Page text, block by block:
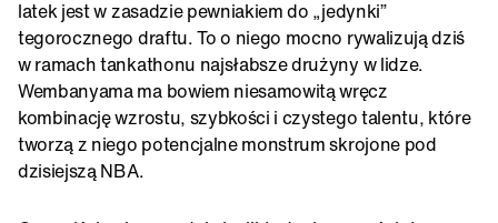
latek jest w zasadzie pewniakiem do „jedynki”
tegorocznego draftu. To o niego mocno rywalizują dziś
w ramach tankathonu najsłabsze drużyny w lidze.
Wembanyama ma bowiem niesamowitą wręcz
kombinację wzrostu, szybkości i czystego talentu, które
tworzą z niego potencjalne monstrum skrojone pod
dzisiejszą NBA.